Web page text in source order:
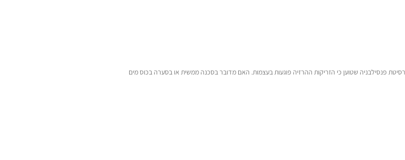
פנסילבניה שטוען כי הזריקות ההרזיה פוגעות בעצמות. האם מדובר בסכנה ממשית או בסערה בכוס מים